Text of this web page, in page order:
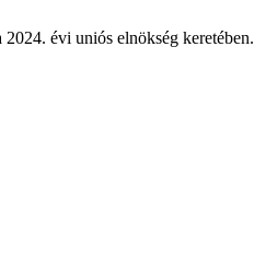
évi uniós elnökség keretében.